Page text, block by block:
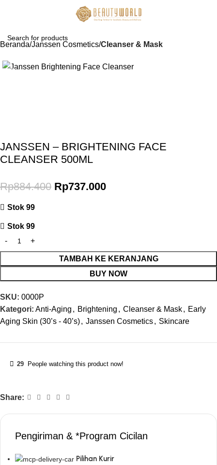
Beranda Janssen Cosmetics Cleanser & Mask
-17%
JANSSEN – BRIGHTENING FACE
CLEANSER 500ML
Rp884.400 Rp737.000
Stok 99
Stok 99
TAMBAH KE KERANJANG
BUY NOW
SKU: 0000P
Kategori: Anti-Aging , Brightening , Cleanser & Mask, Early
Aging Skin (30’s - 40’s), Janssen Cosmetics, Skincare
29 People watching this product now!
Share:
Pengiriman & *Program Cicilan
Pilihan Kurir